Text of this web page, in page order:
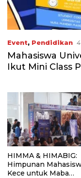
Event, Pendidikan
Mahasiswa
Ikut Mini Class
HIMMA & HIMABIG:
Himpunan
Kece untuk Maba